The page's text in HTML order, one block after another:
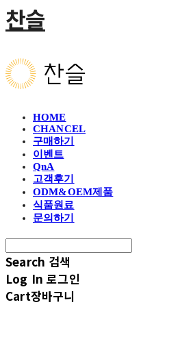
찬슬
HOME
CHANCEL
구매하기
이벤트
QnA
고객후기
ODM&OEM제품
식품원료
문의하기
Search 검색
Log In 로그인
Cart장바구니